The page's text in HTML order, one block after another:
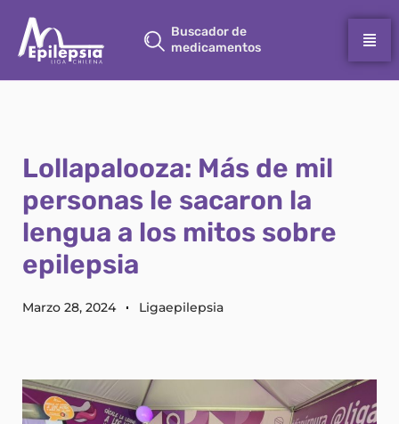
Buscador de
medicamentos
Lollapalooza: Más de mil
personas le sacaron la
lengua a los mitos sobre
epilepsia
Marzo 28, 2024 Ligaepilepsia